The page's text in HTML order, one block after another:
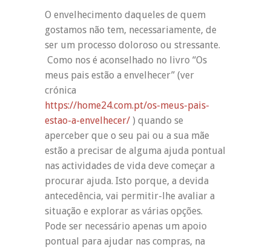
O envelhecimento daqueles de quem
gostamos não tem, necessariamente, de
ser um processo doloroso ou stressante.
Como nos é aconselhado no livro “Os
meus pais estão a envelhecer” (ver
crónica
https://home24.com.pt/os-meus-pais-
estao-a-envelhecer/ ) quando se
aperceber que o seu pai ou a sua mãe
estão a precisar de alguma ajuda pontual
nas actividades de vida deve começar a
procurar ajuda. Isto porque, a devida
antecedência, vai permitir-lhe avaliar a
situação e explorar as várias opções.
Pode ser necessário apenas um apoio
pontual para ajudar nas compras, na